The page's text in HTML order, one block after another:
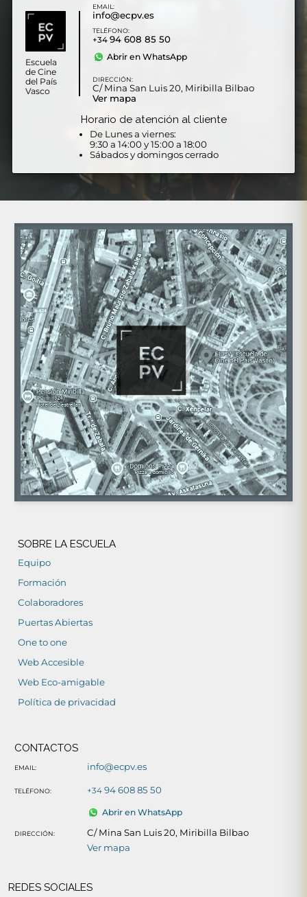
Escuela
de Cine
del País
Vasco
EMAIL:
info@ecpv.es
TELÉFONO:
+34 94 608 85 50
Abrir en WhatsApp
DIRECCIÓN:
C/ Mina San Luis 20, Miribilla Bilbao
Ver mapa
Horario de atención al cliente
De Lunes a viernes:
9:30 a 14:00 y 15:00 a 18:00
Sábados y domingos cerrado
SOBRE LA ESCUELA
Equipo
Formación
Colaboradores
Puertas Abiertas
One to one
Web Accesible
Web Eco-amigable
Política de privacidad
CONTACTOS
EMAIL: info@ecpv.es
TELÉFONO: +3494 608 85 50
Abrir en WhatsApp
DIRECCIÓN:
C/ Mina San Luis 20, Miribilla Bilbao
Ver mapa
REDES SOCIALES